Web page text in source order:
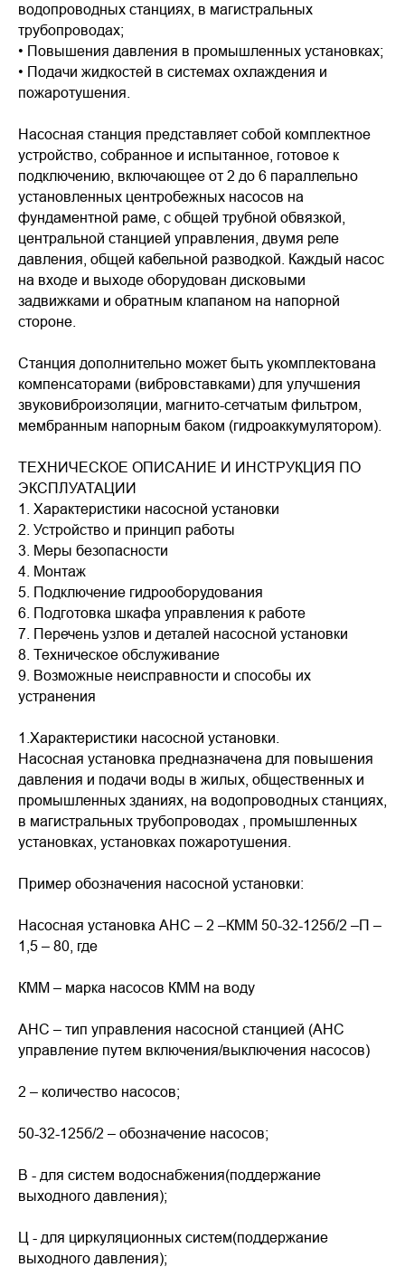
водопроводных станциях, в магистральных
трубопроводах;
• Повышения давления в промышленных установках;
• Подачи жидкостей в системах охлаждения и
пожаротушения.
Насосная станция представляет собой комплектное
устройство, собранное и испытанное, готовое к
подключению, включающее от 2 до 6 параллельно
установленных центробежных насосов на
фундаментной раме, с общей трубной обвязкой,
центральной станцией управления, двумя реле
давления, общей кабельной разводкой. Каждый насос
на входе и выходе оборудован дисковыми
задвижками и обратным клапаном на напорной
стороне.
Станция дополнительно может быть укомплектована
компенсаторами (вибровставками) для улучшения
звуковиброизоляции, магнито-сетчатым фильтром,
мембранным напорным баком (гидроаккумулятором).
ТЕХНИЧЕСКОЕ ОПИСАНИЕ И ИНСТРУКЦИЯ ПО
ЭКСПЛУАТАЦИИ
1. Характеристики насосной установки
2. Устройство и принцип работы
3. Меры безопасности
4. Монтаж
5. Подключение гидрооборудования
6. Подготовка шкафа управления к работе
7. Перечень узлов и деталей насосной установки
8. Техническое обслуживание
9. Возможные неисправности и способы их
устранения
1.Характеристики насосной установки.
Насосная установка предназначена для повышения
давления и подачи воды в жилых, общественных и
промышленных зданиях, на водопроводных станциях,
в магистральных трубопроводах , промышленных
установках, установках пожаротушения.
Пример обозначения насосной установки:
Насосная установка АНС – 2 –КММ 50-32-125б/2 –П –
1,5 – 80, где
КММ – марка насосов КММ на воду
АНС – тип управления насосной станцией (АНС
управление путем включения/выключения насосов)
2 – количество насосов;
50-32-125б/2 – обозначение насосов;
В - для систем водоснабжения(поддержание
выходного давления);
Ц - для циркуляционных систем(поддержание
выходного давления);